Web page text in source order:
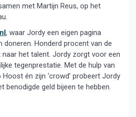
met Martijn Reus, op het
, waar Jordy een eigen pagina
doneren. Honderd procent van de
naar het talent. Jordy zorgt voor een
tegenprestatie. Met de hulp van
Hoost én zijn ‘crowd’ probeert Jordy
benodigde geld bijeen te hebben.